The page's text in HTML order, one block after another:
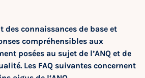
des connaissances de base et
compréhensibles aux
posées au sujet de l’ANQ et de
Les FAQ suivantes concernent